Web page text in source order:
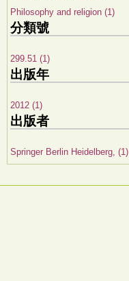
Philosophy and religion (1)
分類號
299.51 (1)
出版年
2012 (1)
出版者
Springer Berlin Heidelberg, (1)